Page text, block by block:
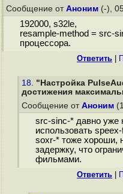
Сообщение от Аноним (-),
192000, s32le,
resample-method = src-
процессора.
Ответить
18. "Настройка
достижения
Сообщение от Аноним
src-sinc-* давно уже
использовать
soxr-* тоже
задержку, что
фильмами.
Ответить